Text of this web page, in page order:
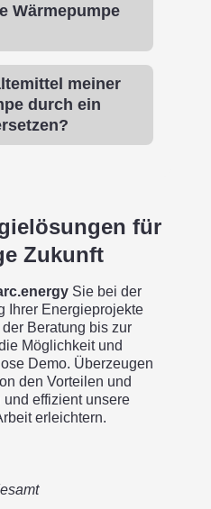
Wärmepumpe
meiner
durch ein
für
Zukunft
Sie bei der
Ihrer Energieprojekte
Beratung bis zur
Möglichkeit und
Demo. Überzeugen
den Vorteilen und
effizient unsere
erleichtern.